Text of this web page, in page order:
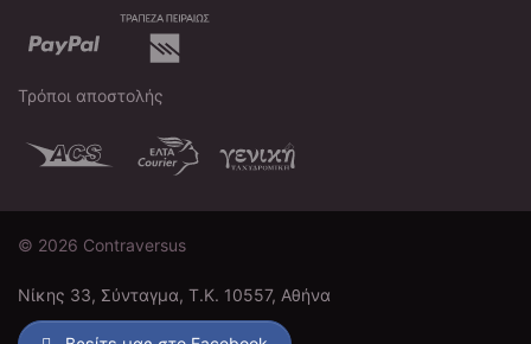
Τρόποι αποστολής
© 2026 Contraversus
Νίκης 33, Σύνταγμα, Τ.Κ. 10557, Αθήνα